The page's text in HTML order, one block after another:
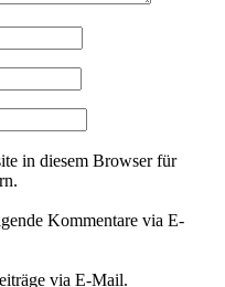
in diesem Browser für
Kommentare via E-
via E-Mail.